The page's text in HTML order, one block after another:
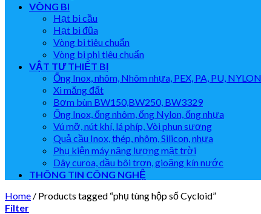
VÒNG BI
Hạt bi cầu
Hạt bi đũa
Vòng bi tiêu chuẩn
Vòng bi phi tiêu chuẩn
VẬT TƯ THIẾT BỊ
Ống Inox, nhôm, Nhôm nhựa, PEX, PA, PU, NYLON
Xi măng đất
Bơm bùn BW150,BW250, BW3329
Ống Inox, ống nhôm, ống Nylon, ống nhựa
Vú mỡ, nút khí, lá phíp, Vòi phun sương
Quả cầu Inox, thép, nhôm, Silicon, nhựa
Phụ kiện máy năng lượng mặt trời
Dây curoa, dầu bôi trơn, gioăng kín nước
THÔNG TIN CÔNG NGHỆ
Home / Products tagged “phụ tùng hộp số Cycloid”
Filter